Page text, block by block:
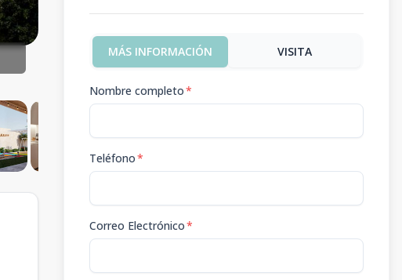
MÁS INFORMACIÓN VISITA
Nombre completo*
Teléfono*
Correo Electrónico*